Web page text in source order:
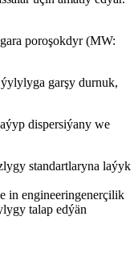
poroşokdyr (MW:
garşy durnuk,
dispersiýany we
standartlaryna laýyk
in engineeringenerçilik
talap edýän